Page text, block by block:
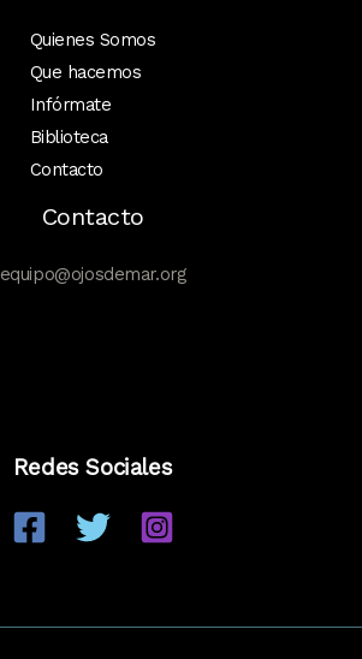
Quienes Somos
Que hacemos
Infórmate
Biblioteca
Contacto
Contacto
equipo@ojosdemar.org
Redes Sociales